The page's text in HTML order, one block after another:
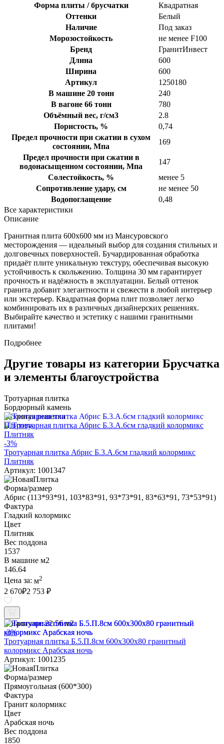
Форма плиты / брусчатки
Квадратная
Оттенки
Белый
Наличие
Под заказ
Морозостойкость
не менее F100
Бренд
ГранитИнвест
Длина
600
Ширина
600
Артикул
1250180
В машине 20 тонн
240
В вагоне 66 тонн
780
Объёмный вес, г/см3
2.8
Пористость, %
0,74
Предел прочности при сжатии в сухом
состоянии, Мпа
169
Предел прочности при сжатии в
водонасыщенном состоянии, Мпа
147
Солестойкость, %
менее 5
Сопротивление удару, см
не менее 50
Водопоглащение
0,48
Все характеристики
Описание
Гранитная плита 600х600 мм из Мансуровского
месторождения — идеальный выбор для создания стильных и
долговечных поверхностей. Бучардированная обработка
придаёт плите уникальную текстуру, обеспечивая высокую
устойчивость к скольжению. Толщина 30 мм гарантирует
прочность и надёжность в эксплуатации. Белый оттенок
гранита добавит элегантности и свежести в любой интерьер
или экстерьер. Квадратная форма плит позволяет легко
комбинировать их в различных дизайнерских решениях.
Выбирайте качество и эстетику с нашими гранитными
плитами!
Подробнее
Другие товары из категории Брусчатка
и элементы благоустройства
Тротуарная плитка
Бордюрный камень
Газонная решетка
-3%
Тротуарная плитка Абрис Б.3.А.6см гладкий колормикс
Плитняк
Артикул: 1001347
Форма/размер
Абрис (113*93*91, 103*83*91, 93*73*91, 83*63*91, 73*53*91)
Фактура
Гладкий колормикс
Цвет
Плитняк
Вес поддона
1537
В машине м2
146.64
Цена за: м2
2 670₽2 753 ₽
В наличии: 22.56 м2
-3%
Тротуарная плитка Б.5.П.8см 600х300х80 гранитный
колормикс Арабская ночь
Артикул: 1001235
Форма/размер
Прямоугольная (600*300)
Фактура
Гранит колормикс
Цвет
Арабская ночь
Вес поддона
1850